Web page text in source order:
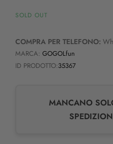
SOLD OUT
COMPRA PER TELEFONO:
MARCA: GOGOLfun
ID PRODOTTO:35367
MANCANO